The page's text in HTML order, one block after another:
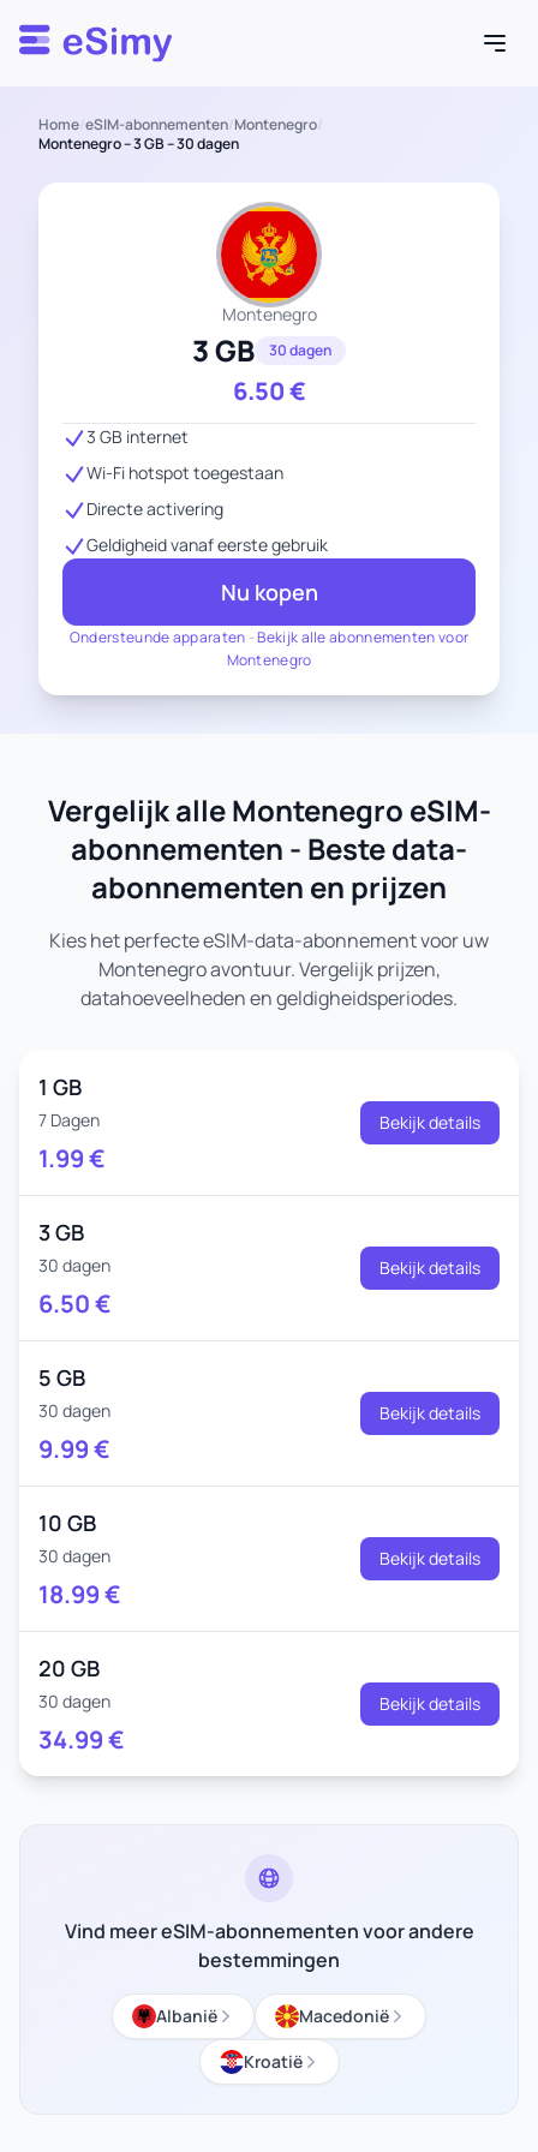
Esimy
Home/eSIM-abonnementen/Montenegro/
Montenegro – 3 GB – 30 dagen
Montenegro
3 GB 30 dagen
6.50€
Ondersteunde apparaten -Bekijk alle abonnementen voor
Montenegro
3 GB internet
Wi-Fi hotspot toegestaan
Directe activering
Geldigheid vanaf eerste gebruik
Nu kopen
Vergelijk alle Montenegro eSIM-
abonnementen - Beste data-
abonnementen en prijzen
Kies het perfecte eSIM-data-abonnement voor uw
Montenegro avontuur. Vergelijk prijzen,
datahoeveelheden en geldigheidsperiodes.
1 GB
7 Dagen
1.99€
Bekijk details
3 GB
30 dagen
6.50€
Bekijk details
5 GB
30 dagen
9.99€
Bekijk details
10 GB
30 dagen
18.99€
Bekijk details
20 GB
30 dagen
34.99€
Bekijk details
Vind meer eSIM-abonnementen voor andere
bestemmingen
Albanië
Macedonië
Kroatië